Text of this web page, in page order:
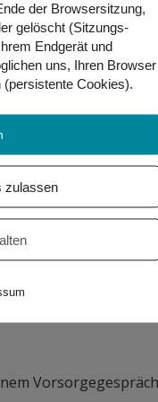
gesehen, dass das
Warum lernt ihr
Interesse.
was macht ihr?
kümmern uns
entlasten
der Browsersitzung,
gelöscht (Sitzungs-
Endgerät und
uns, Ihren Browser
Cookies)
zulassen